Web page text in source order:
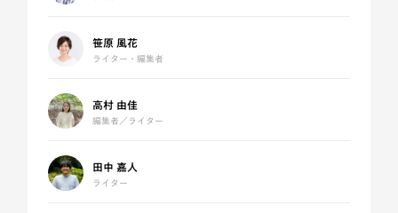
笹原 風花
ライター・編集者
高村 由佳
編集者／ライター
田中 嘉人
ライター